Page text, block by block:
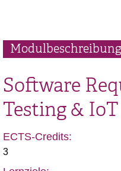
Modulbeschreibung
Software
Testing & IoT
ECTS-Credits:
3